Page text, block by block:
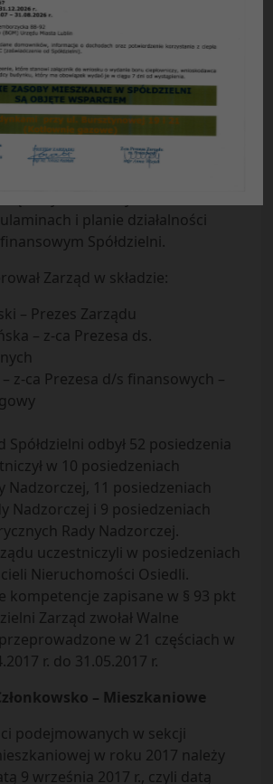
Sprawozdanie
Zarządu Spółdzielni
„Czuby” w Lublinie za 2017 rok
Mieszkaniowej „Czuby” w
była w oparciu o
w ustawach: o
prawie
zawartych w statucie
i planie działalności
Spółdzielni.
Zarząd w składzie:
– Prezes Zarządu
– z-ca Prezesa ds.
– z-ca Prezesa d/s finansowych –
Spółdzielni odbył 52 posiedzenia
w 10 posiedzeniach
Nadzorczej, 11 posiedzeniach
Nadzorczej i 9 posiedzeniach
Rady Nadzorczej.
uczestniczyli w posiedzeniach
Nieruchomości Osiedli.
kompetencje zapisane w § 93 pkt
Zarząd zwołał Walne
w 21 częściach w
r. do 31.05.2017 r.
– Mieszkaniowe
podejmowanych w sekcji
w roku 2017 należy
9 września 2017 r., czyli datą